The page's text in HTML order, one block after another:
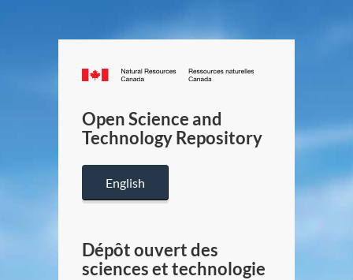
Canada.ca
/
Canada
Open Science and
Technology Repository
English
Dépôt ouvert des
sciences et technologie